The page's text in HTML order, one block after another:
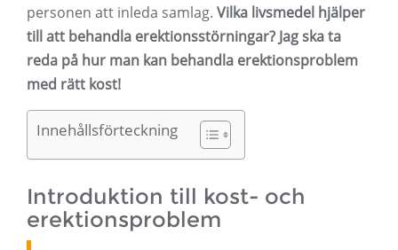
personen att inleda samlag. Vilka livsmedel hjälper
till att behandla erektionsstörningar? Jag ska ta
reda på hur man kan behandla erektionsproblem
med rätt kost!
Innehållsförteckning
Introduktion till kost- och
erektionsproblem